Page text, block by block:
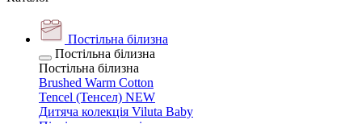
Постільна білизна
Постільна білизна
Постільна білизна
Brushed Warm Cotton
Tencel (Тенсел) NEW
Дитяча колекція Viluta Baby